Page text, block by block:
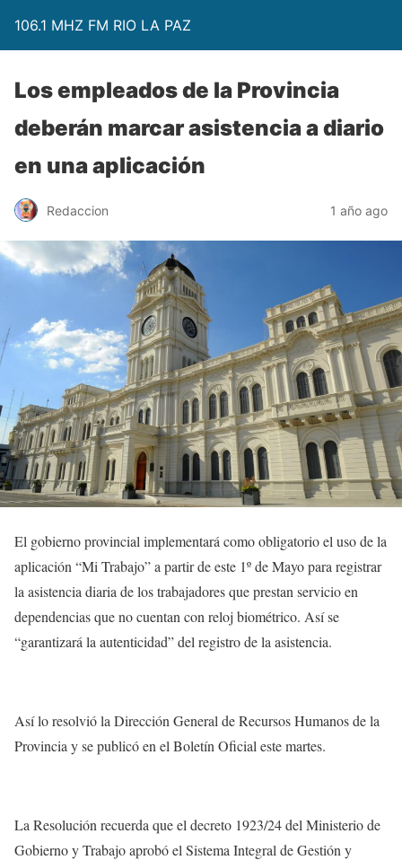
106.1 MHZ FM RIO LA PAZ
Los empleados de la Provincia
deberán marcar asistencia a diario
en una aplicación
Redaccion 1 año ago
El gobierno provincial implementará como obligatorio el uso de la
aplicación “Mi Trabajo” a partir de este 1º de Mayo para registrar
la asistencia diaria de los trabajadores que prestan servicio en
dependencias que no cuentan con reloj biométrico. Así se
“garantizará la autenticidad” del registro de la asistencia.
Así lo resolvió la Dirección General de Recursos Humanos de la
Provincia y se publicó en el Boletín Oficial este martes.
La Resolución recuerda que el decreto 1923/24 del Ministerio de
Gobierno y Trabajo aprobó el Sistema Integral de Gestión y